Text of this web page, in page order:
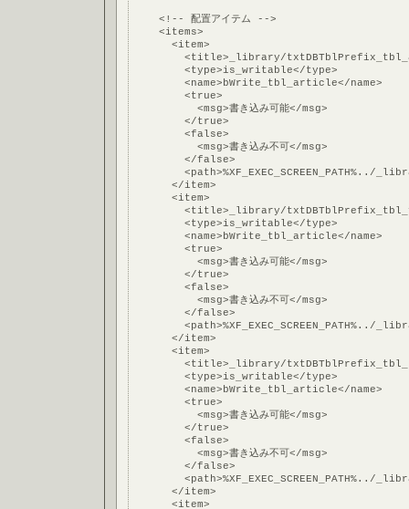
    <!-- 配置アイテム -->
    <items>
      <item>
<title>_library/
        <type>is_writable</type>
        <name>bWrite_tbl_article</name>
        <true>
          <msg>書き込み可能</msg>
        </true>
        <false>
          <msg>書き込み不可</msg>
        </false>
<path>%XF_EXEC_SCREEN_PATH%../
      </item>
      <item>
<title>_library/
        <type>is_writable</type>
        <name>bWrite_tbl_article</name>
        <true>
          <msg>書き込み可能</msg>
        </true>
        <false>
          <msg>書き込み不可</msg>
        </false>
<path>%XF_EXEC_SCREEN_PATH%../
      </item>
      <item>
<title>_library/
        <type>is_writable</type>
        <name>bWrite_tbl_article</name>
        <true>
          <msg>書き込み可能</msg>
        </true>
        <false>
          <msg>書き込み不可</msg>
        </false>
<path>%XF_EXEC_SCREEN_PATH%../
      </item>
      <item>